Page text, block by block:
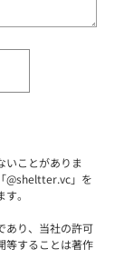
いことがありま
@sheltter.vc」を
。
あり、当社の許可
等することは著作